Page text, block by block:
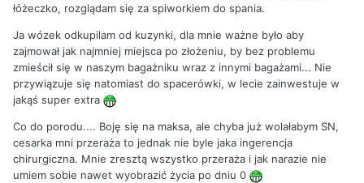
łóżeczko, rozglądam się za spiworkiem do spania.
Ja wózek odkupilam od kuzynki, dla mnie ważne było aby
zajmował jak najmniej miejsca po złożeniu, by bez problemu
zmieścił się w naszym bagażniku wraz z innymi bagażami... Nie
przywiązuje się natomiast do spacerówki, w lecie zainwestuje w
jakąś super extra
Co do porodu.... Boję się na maksa, ale chyba już wolałabym SN,
cesarka mni przeraża to jednak nie byle jaka ingerencja
chirurgiczna. Mnie zresztą wszystko przeraża i jak narazie nie
umiem sobie nawet wyobrazić życia po dniu 0